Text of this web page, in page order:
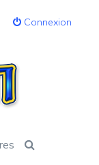
Connexion